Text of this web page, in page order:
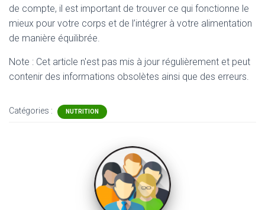
de compte, il est important de trouver ce qui fonctionne le
mieux pour votre corps et de l’intégrer à votre alimentation
de manière équilibrée.
Note : Cet article n'est pas mis à jour régulièrement et peut
contenir des informations obsolètes ainsi que des erreurs.
Catégories : NUTRITION